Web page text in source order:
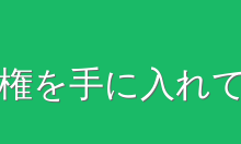
を手に入れ